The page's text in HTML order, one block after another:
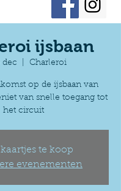
ijsbaan
dec Charleroi
op de ijsbaan van
van snelle toegang tot
het circuit
te koop
evenementen